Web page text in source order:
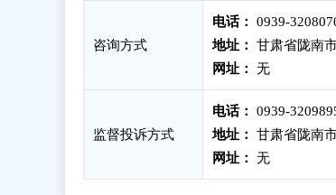
咨询方式
电话：
0939-
地址：
甘肃省陇南
网址：
无
监督投诉方式
电话：
0939-
地址：
甘肃省陇南
网址：
无